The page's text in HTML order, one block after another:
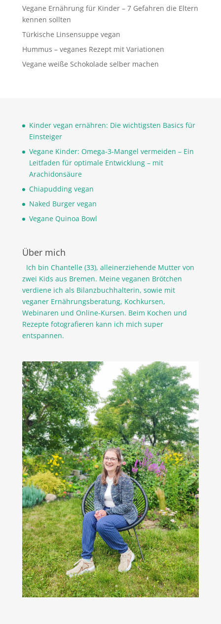
Vegane Ernährung für Kinder – 7 Gefahren die Eltern
kennen sollten
Türkische Linsensuppe vegan
Hummus – veganes Rezept mit Variationen
Vegane weiße Schokolade selber machen
Kinder vegan ernähren: Die wichtigsten Basics für
Einsteiger
Vegane Kinder: Omega-3-Mangel vermeiden – Ein
Leitfaden für optimale Entwicklung – mit
Arachidonsäure
Chiapudding vegan
Naked Burger vegan
Vegane Quinoa Bowl
Über mich
Ich bin Chantelle (33), alleinerziehende Mutter von
zwei Kids aus Bremen. Meine veganen Brötchen
verdiene ich als Bilanzbuchhalterin, sowie mit
veganer Ernährungsberatung, Kochkursen,
Webinaren und Online-Kursen. Beim Kochen und
Rezepte fotografieren kann ich mich super
entspannen.